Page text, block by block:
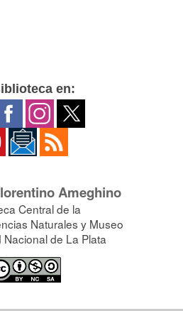
en:
Ameghino
Central de la
Naturales y Museo
Nacional de La Plata